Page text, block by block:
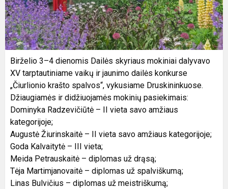
Birželio 3–4 dienomis Dailės skyriaus mokiniai dalyvavo
XV tarptautiniame vaikų ir jaunimo dailės konkurse
„Čiurlionio krašto spalvos“, vykusiame Druskininkuose.
Džiaugiamės ir didžiuojamės mokinių pasiekimais:
Dominyka Radzevičiūtė – II vieta savo amžiaus
kategorijoje;
Augustė Žiurinskaitė – II vieta savo amžiaus kategorijoje;
Goda Kalvaitytė – III vieta;
Meida Petrauskaitė – diplomas už drąsą;
Tėja Martimjanovaitė – diplomas už spalviškumą;
Linas Bulvičius – diplomas už meistriškumą;